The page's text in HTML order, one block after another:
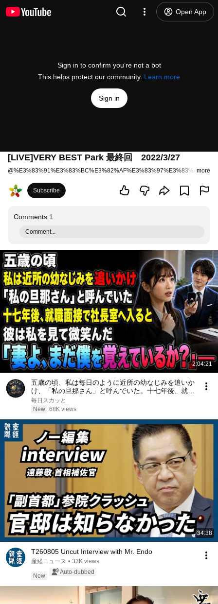
Open App
Sign in to confirm you’re not a bot
This helps protect our community. Learn more
Sign in
[LIVE]VERY BEST Park 最終回 2022/3/27
@ more
Subscribe
Comments 1
Comment...
2:04:21
五歳の頃、私は毎日のように近所の幼なじみを追いか
け、「私の旦那さん」と呼んでいた。十七年後、就職
面接で社長室へ入ると、彼は私を見て微笑んだ。「妻
よ、まだ僕を覚えているか？」――
毎日スカッと
New 68K views
34:38
T260805 Uncut Interview with Mr. Endo
産経ニュース • 33K views
New
Auto-dubbed